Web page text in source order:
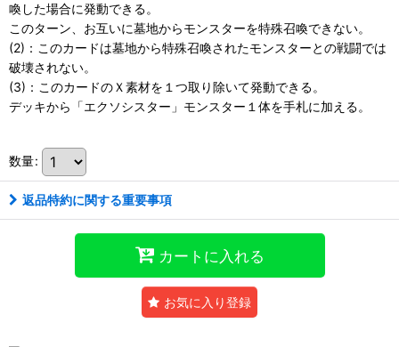
喚した場合に発動できる。
このターン、お互いに墓地からモンスターを特殊召喚できない。
(2)：このカードは墓地から特殊召喚されたモンスターとの戦闘では
破壊されない。
(3)：このカードのＸ素材を１つ取り除いて発動できる。
デッキから「エクソシスター」モンスター１体を手札に加える。
数量:
返品特約に関する重要事項
カートに入れる
お気に入り登録